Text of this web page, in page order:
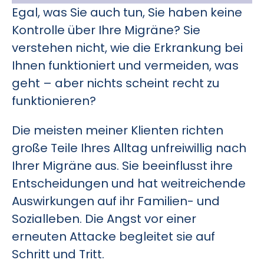
Egal, was Sie auch tun, Sie haben keine
Kontrolle über Ihre Migräne? Sie
verstehen nicht, wie die Erkrankung bei
Ihnen funktioniert und vermeiden, was
geht – aber nichts scheint recht zu
funktionieren?
Die meisten meiner Klienten richten
große Teile Ihres Alltag unfreiwillig nach
Ihrer Migräne aus. Sie beeinflusst ihre
Entscheidungen und hat weitreichende
Auswirkungen auf ihr Familien- und
Sozialleben. Die Angst vor einer
erneuten Attacke begleitet sie auf
Schritt und Tritt.